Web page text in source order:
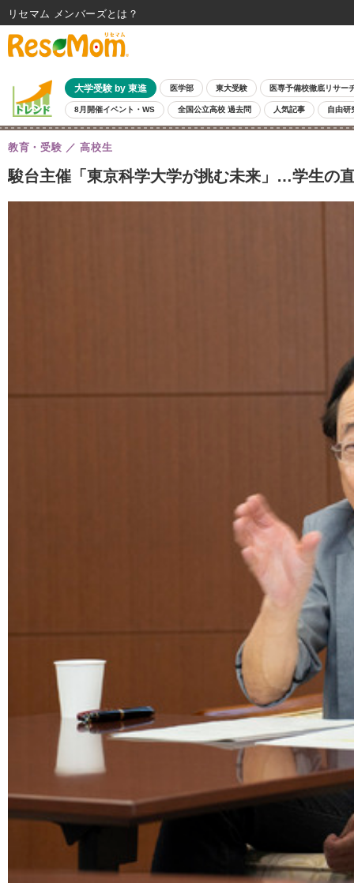
大学受験 by 東進 医学部 東大受験 医専予備校徹底リサー
8月開催イベント・WS 全国公立高校 過去問 人気記事 自由研
駿台主催「東京科学大学が挑む未来」…学生の
教育・受験 高校生
リセマム メンバーズ